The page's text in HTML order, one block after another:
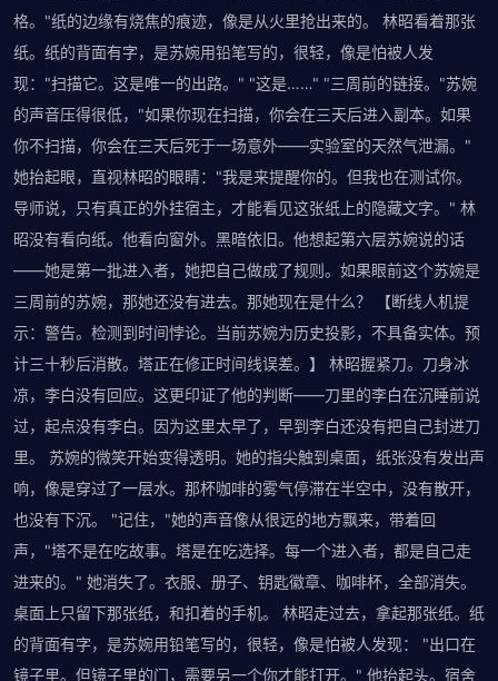
格。"纸的边缘有烧焦的痕迹，像是从火里抢出来的。 林昭看着那张
纸。纸的背面有字，是苏婉用铅笔写的，很轻，像是怕被人发
现："扫描它。这是唯一的出路。" "这是……" "三周前的链接。"苏婉
的声音压得很低，"如果你现在扫描，你会在三天后进入副本。如果
你不扫描，你会在三天后死于一场意外——实验室的天然气泄漏。"
她抬起眼，直视林昭的眼睛："我是来提醒你的。但我也在测试你。
导师说，只有真正的外挂宿主，才能看见这张纸上的隐藏文字。" 林
昭没有看向纸。他看向窗外。黑暗依旧。他想起第六层苏婉说的话
——她是第一批进入者，她把自己做成了规则。如果眼前这个苏婉是
三周前的苏婉，那她还没有进去。那她现在是什么？ 【断线人机提
示：警告。检测到时间悖论。当前苏婉为历史投影，不具备实体。预
计三十秒后消散。塔正在修正时间线误差。】 林昭握紧刀。刀身冰
凉，李白没有回应。这更印证了他的判断——刀里的李白在沉睡前说
过，起点没有李白。因为这里太早了，早到李白还没有把自己封进刀
里。 苏婉的微笑开始变得透明。她的指尖触到桌面，纸张没有发出声
响，像是穿过了一层水。那杯咖啡的雾气停滞在半空中，没有散开，
也没有下沉。 "记住，"她的声音像从很远的地方飘来，带着回
声，"塔不是在吃故事。塔是在吃选择。每一个进入者，都是自己走
进来的。" 她消失了。衣服、册子、钥匙徽章、咖啡杯，全部消失。
桌面上只留下那张纸，和扣着的手机。 林昭走过去，拿起那张纸。纸
的背面有字，是苏婉用铅笔写的，很轻，像是怕被人发现： "出口在
镜子里。但镜子里的门，需要另一个你才能打开。" 他抬起头。宿舍